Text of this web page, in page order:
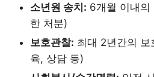
소년원 송치: 6개월 이내의
한 처분)
보호관찰: 최대 2년간의 보
육, 상담 등)